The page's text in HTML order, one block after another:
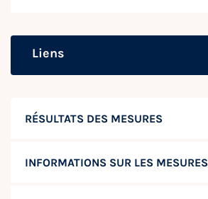
RÉSULTATS DES MESURES
INFORMATIONS SUR LES
Liens